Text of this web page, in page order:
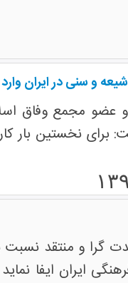
عضو مجمع وفاق
و منتقد نسبت
ایران ایفا